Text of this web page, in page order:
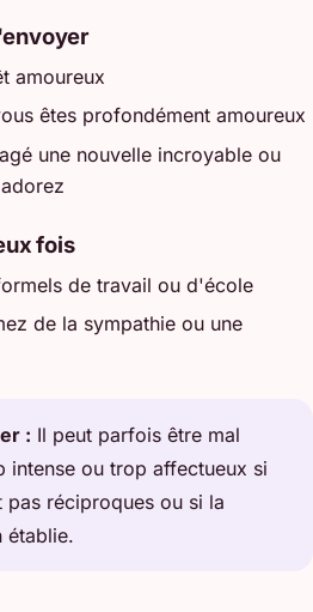
amoureux
êtes profondément amoureux
une nouvelle incroyable ou
fois
de travail ou d'école
de la sympathie ou une
: Il peut parfois être mal
intense ou trop affectueux si
pas réciproques ou si la
établie.